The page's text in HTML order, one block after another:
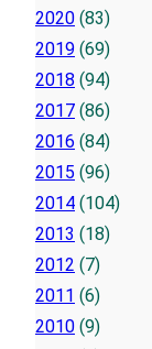
2020 (83)
2019 (69)
2018 (94)
2017 (86)
2016 (84)
2015 (96)
2014 (104)
2013 (18)
2012 (7)
2011 (6)
2010 (9)